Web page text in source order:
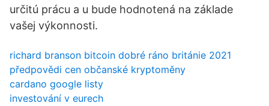
určitú prácu a u bude hodnotená na základe
vašej výkonnosti.
richard branson bitcoin dobré ráno británie 2021
předpovědi cen občanské kryptoměny
cardano google listy
investování v eurech